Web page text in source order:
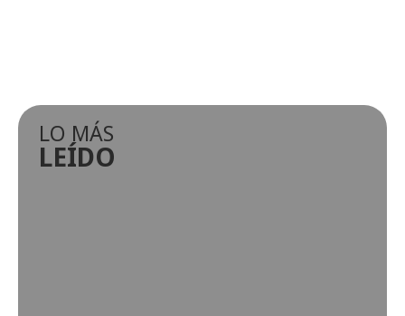
LO MÁS
LEÍDO